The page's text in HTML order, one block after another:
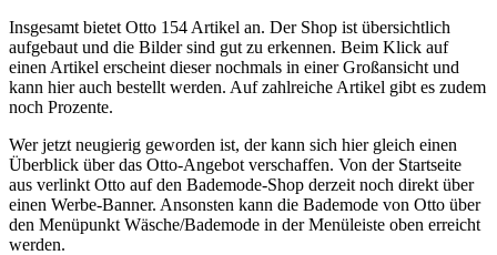
Insgesamt bietet Otto 154 Artikel an. Der Shop ist übersichtlich
aufgebaut und die Bilder sind gut zu erkennen. Beim Klick auf
einen Artikel erscheint dieser nochmals in einer Großansicht und
kann hier auch bestellt werden. Auf zahlreiche Artikel gibt es zudem
noch Prozente.
Wer jetzt neugierig geworden ist, der kann sich hier gleich einen
Überblick über das Otto-Angebot verschaffen. Von der Startseite
aus verlinkt Otto auf den Bademode-Shop derzeit noch direkt über
einen Werbe-Banner. Ansonsten kann die Bademode von Otto über
den Menüpunkt Wäsche/Bademode in der Menüleiste oben erreicht
werden.